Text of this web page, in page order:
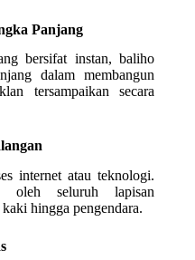
Panjang
bersifat instan, baliho
dalam membangun
tersampaikan secara
internet atau teknologi.
oleh seluruh lapisan
hingga pengendara.